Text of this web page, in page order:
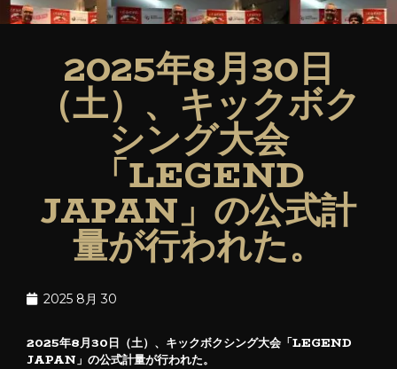
2025年8月30日
（土）、キックボク
シング大会
「LEGEND
JAPAN」の公式計
量が行われた。
2025 8月 30
2025年8月30日（土）、キックボクシング大会「LEGEND
JAPAN」の公式計量が行われた。